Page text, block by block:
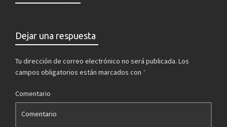
Dejar una respuesta
Tu dirección de correo electrónico no será publicada. Los
campos obligatorios están marcados con *
Comentario